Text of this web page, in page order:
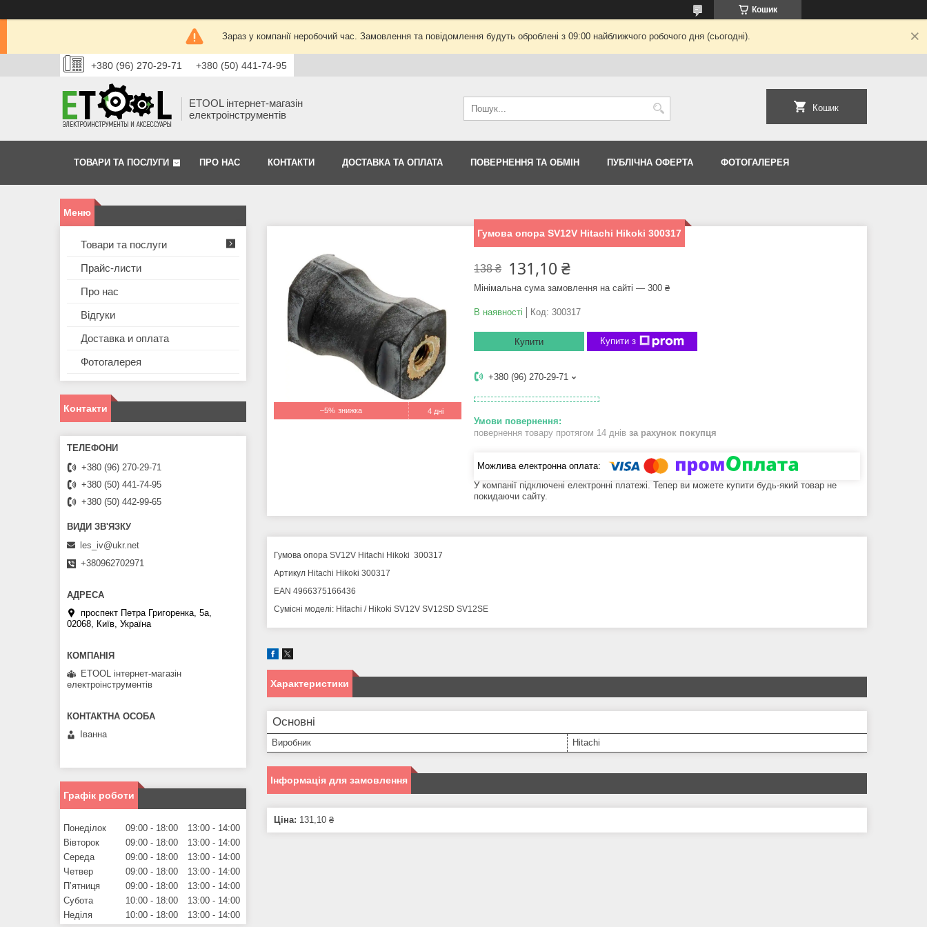
Кошик
Зараз у компанії неробочий час. Замовлення та повідомлення будуть оброблені з 09:00 найближчого робочого дня (сьогодні).
+380 (96) 270-29-71 +380 (50) 441-74-95
ETOOL інтернет-магазін
електроінструментів
Кошик
ТОВАРИ ТА ПОСЛУГИ ПРО НАС КОНТАКТИ ДОСТАВКА ТА ОПЛАТА ПОВЕРНЕННЯ ТА ОБМІН ПУБЛІЧНА ОФЕРТА ФОТОГАЛЕРЕЯ
–5% 4 дні
Гумова опора SV12V Hitachi Hikoki 300317
138 ₴ 131,10 ₴
Мінімальна сума замовлення на сайті — 300 ₴
В наявності Код: 300317
Купити Купити з
+380 (96) 270-29-71
повернення товару протягом 14 днів за рахунок покупця
У компанії підключені електронні платежі. Тепер ви можете купити будь-який товар не
покидаючи сайту.
Гумова опора SV12V Hitachi Hikoki 300317
Артикул Hitachi Hikoki 300317
EAN 4966375166436
Сумісні моделі: Hitachi / Hikoki SV12V SV12SD SV12SE
Характеристики
Основні
Виробник Hitachi
Інформація для замовлення
Ціна: 131,10 ₴
Товари та послуги
Прайс-листи
Про нас
Відгуки
Доставка и оплата
Фотогалерея
Контакти
+380 (96) 270-29-71
+380 (50) 441-74-95
+380 (50) 442-99-65
les_iv@ukr.net
+380962702971
проспект Петра Григоренка, 5а,
02068, Київ, Україна
ETOOL інтернет-магазін
електроінструментів
Іванна
Графік роботи
Понеділок 09:00 18:00 13:00
14:00
Вівторок
09:00 18:00 13:00
14:00
Середа
09:00 18:00 13:00
14:00
Четвер
09:00 18:00 13:00
14:00
Пʼятниця
09:00 18:00 13:00
14:00
Субота
10:00 18:00 13:00
14:00
Неділя
10:00 18:00 13:00 14:00